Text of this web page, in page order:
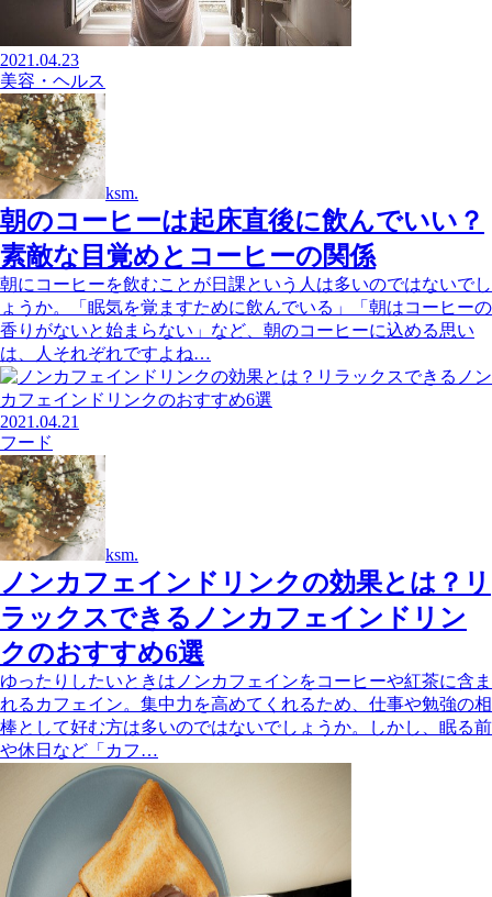
2021.04.23
美容・ヘルス
ksm.
朝のコーヒーは起床直後に飲んでいい？
素敵な目覚めとコーヒーの関係
朝にコーヒーを飲むことが日課という人は多いのではないでし
ょうか。「眠気を覚ますために飲んでいる」「朝はコーヒーの
香りがないと始まらない」など、朝のコーヒーに込める思い
は、人それぞれですよね…
2021.04.21
フード
ksm.
ノンカフェインドリンクの効果とは？リ
ラックスできるノンカフェインドリン
クのおすすめ6選
ゆったりしたいときはノンカフェインをコーヒーや紅茶に含ま
れるカフェイン。集中力を高めてくれるため、仕事や勉強の相
棒として好む方は多いのではないでしょうか。しかし、眠る前
や休日など「カフ…